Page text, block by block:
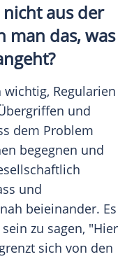
aus der
man das, was
Regularien
und
dem Problem
begegnen und
und
beieinander. Es
zu sagen, "Hier
sich von den